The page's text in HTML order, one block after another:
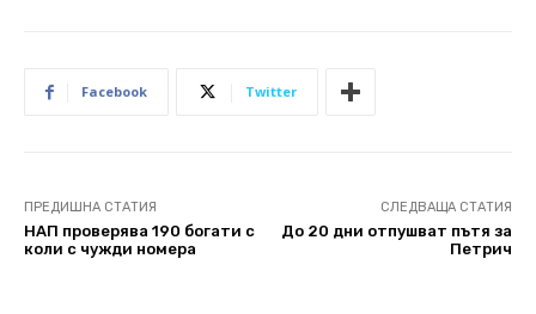
Facebook Twitter
ПРЕДИШНА СТАТИЯ
НАП проверява 190 богати с
коли с чужди номера
СЛЕДВАЩА СТАТИЯ
До 20 дни отпушват пътя за
Петрич